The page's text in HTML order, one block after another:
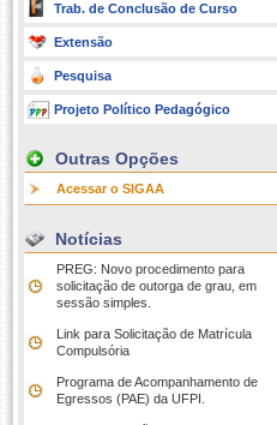
Trab. de Conclusão de Curso
Extensão
Pesquisa
Projeto Político Pedagógico
Outras Opções
Acessar o SIGAA
Notícias
PREG: Novo procedimento para
solicitação de outorga de grau, em
sessão simples.
Link para Solicitação de Matrícula
Compulsória
Programa de Acompanhamento de
Egressos (PAE) da UFPI.